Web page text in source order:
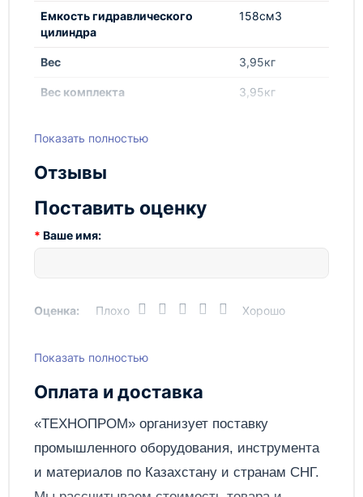
рукоятке и плавному подъему, работать с этим
домкратом легко и комфортно.
Легкий и компактный
Домкрат гидравлический РОСТ ДГ-10100 от
надежности. Приобретите его прямо сейчас и
характеристиках!
Емкость гидравлического
цилиндра
158см3
Вес 3,95кг
Вес комплекта 3,95кг
Грузоподъемность
Температура окружающей
среды, °C
Показать полностью
Отзывы
Поставить оценку
Ваше имя:
Оценка: Плохо Хорошо
Написать отзыв
Показать полностью
Оплата и доставка
«ТЕХНОПРОМ» организует поставку
промышленного оборудования, инструмента
и материалов по Казахстану и странам СНГ.